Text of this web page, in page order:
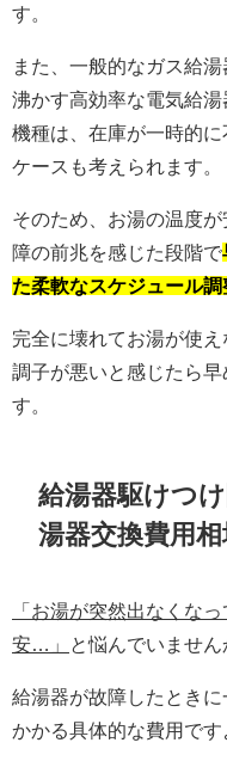
す。
また、一般的なガス給
沸かす高効率な電気給
機種は、在庫が一時的
ケースも考えられます。
そのため、お湯の温度
障の前兆を感じた段階で
た柔軟なスケジュール
完全に壊れてお湯が使
調子が悪いと感じたら
す。
給湯器駆けつ
湯器交換費用
「お湯が突然出なくな
安…」
と悩んでいません
給湯器が故障したとき
かかる具体的な費用です